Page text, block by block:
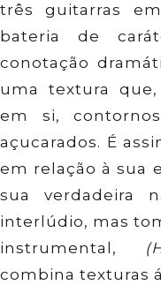
três guitarras
bateria de
conotação
uma textura
em si,
açucarados. É
em relação à sua
sua verdadeira
interlúdio, mas
instrumental,
combina texturas